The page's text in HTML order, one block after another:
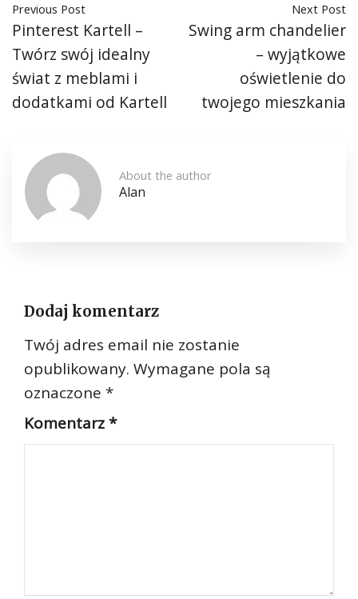
Previous Post
Pinterest Kartell –
Twórz swój idealny
świat z meblami i
dodatkami od Kartell
Next Post
Swing arm chandelier
– wyjątkowe
oświetlenie do
twojego mieszkania
About the author
Alan
Dodaj komentarz
Twój adres email nie zostanie
opublikowany. Wymagane pola są
oznaczone *
Komentarz*